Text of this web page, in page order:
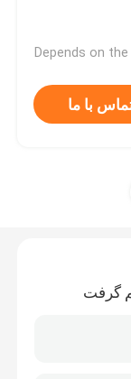
با ما
گرفت